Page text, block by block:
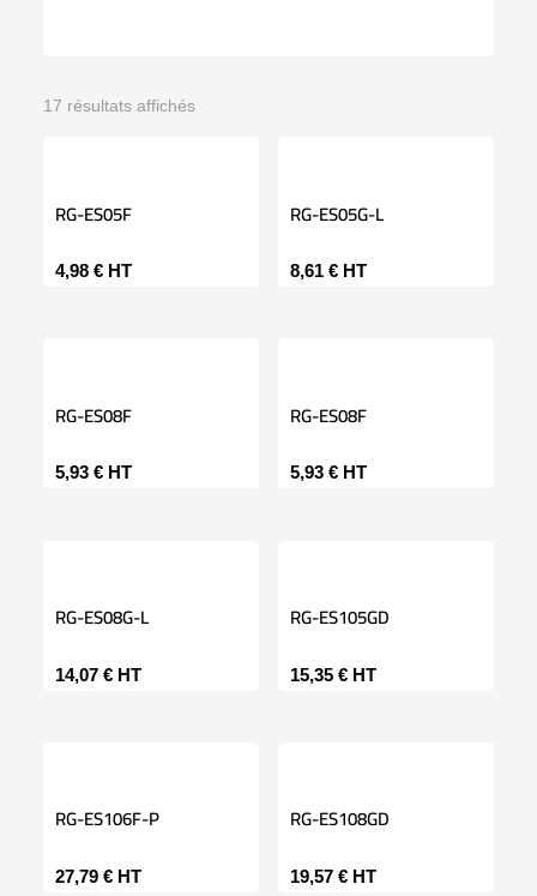
17 résultats affichés
RG-ES05F
4,98 € HT
RG-ES05G-L
8,61 € HT
RG-ES08F
5,93 € HT
RG-ES08F
5,93 € HT
RG-ES08G-L
14,07 € HT
RG-ES105GD
15,35 € HT
RG-ES106F-P
27,79 € HT
RG-ES108GD
19,57 € HT